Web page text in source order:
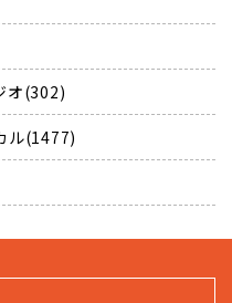
オ(302)
ル(1477)